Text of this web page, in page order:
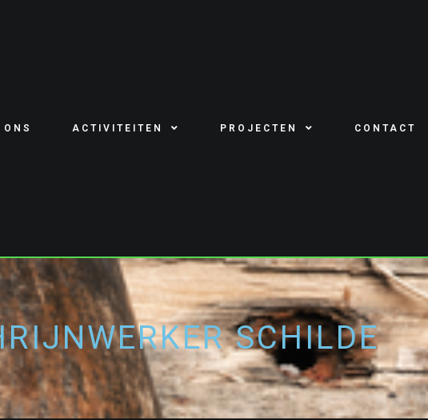
ONS ACTIVITEITEN PROJECTEN CONTACT
SCHILDE